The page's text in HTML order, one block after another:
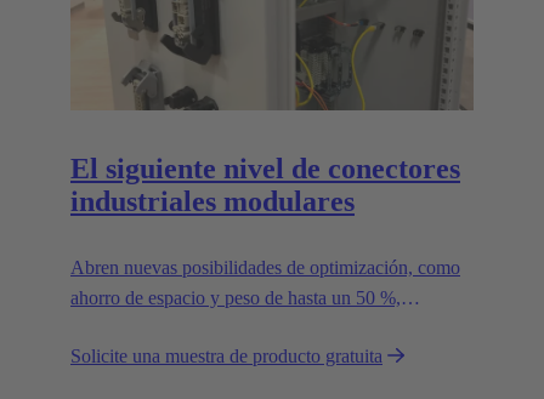
El siguiente nivel de conectores
industriales modulares
Abren nuevas posibilidades de optimización, como
ahorro de espacio y peso de hasta un 50 %,
Solicite una muestra de producto gratuita